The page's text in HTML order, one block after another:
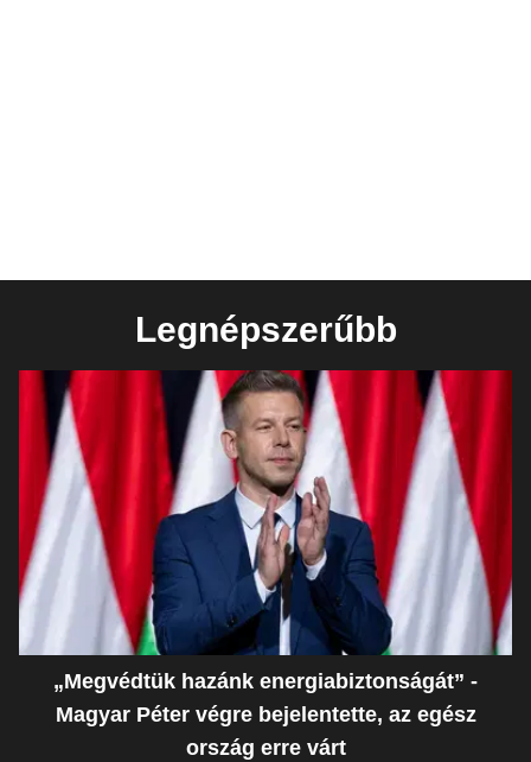
Legnépszerűbb
„Megvédtük hazánk energiabiztonságát” -
Magyar Péter végre bejelentette, az egész
ország erre várt